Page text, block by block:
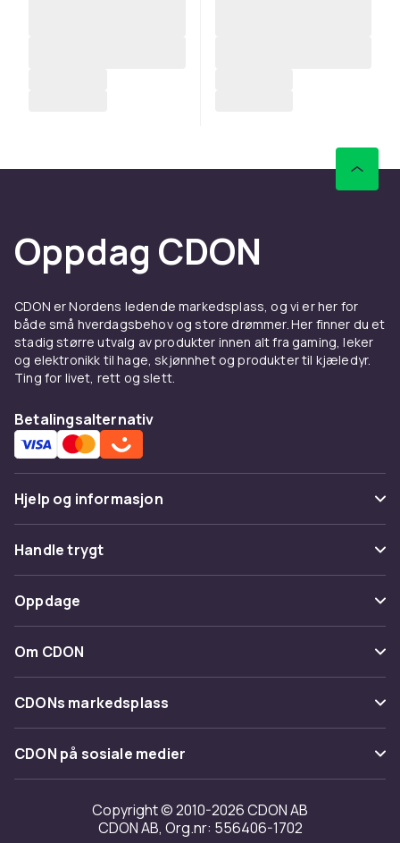
Oppdag CDON
CDON er Nordens ledende markedsplass, og vi er her for
både små hverdagsbehov og store drømmer. Her finner du et
stadig større utvalg av produkter innen alt fra gaming, leker
og elektronikk til hage, skjønnhet og produkter til kjæledyr.
Ting for livet, rett og slett.
Betalingsalternativ
Hjelp og informasjon
Vanlige spørsmål
Spor pakke
Angre & returner her
Kontakt oss
Handle trygt
Betaling
Levering
Tilbakekallinger
Oppdage
Kategorier
Varemerker
Om CDON
Om oss
Kundeanmeldelser
Jobbe på CDON
Investor relations
Tilgjengelighet
CDONs markedsplass
Merchant Help Center
CDON på sosiale medier
Copyright © 2010-2026 CDON AB
CDON AB, Org.nr: 556406-1702